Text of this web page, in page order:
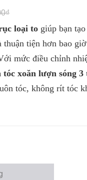
loại to giúp bạn
thuận tiện hơn bao
mức điều chỉnh
tóc xoăn lượn sóng 3
tóc, không rít tóc